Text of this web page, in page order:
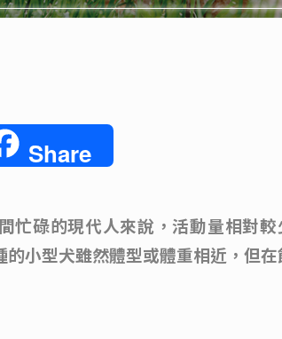
Share
忙碌的現代人來說，活動量相對
小型犬雖然體型或體重相近，但